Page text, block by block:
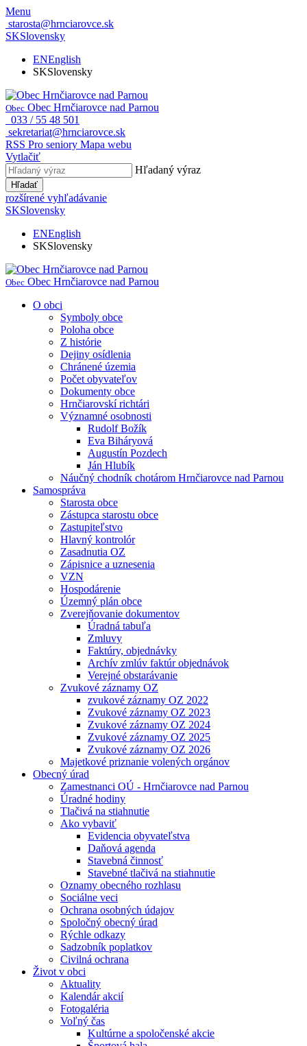
Menu
starosta@hrnciarovce.sk
SKSlovensky
ENEnglish
SKSlovensky
Obec Obec Hrnčiarovce nad Parnou
033 / 55 48 501
sekretariat@hrnciarovce.sk
RSS Pro seniory Mapa webu
Vytlačiť
Hľadaný výraz
Hľadať
rozšírené vyhľadávanie
SKSlovensky
ENEnglish
SKSlovensky
Obec Obec Hrnčiarovce nad Parnou
O obci
Symboly obce
Poloha obce
Z histórie
Dejiny osídlenia
Chránené územia
Počet obyvateľov
Dokumenty obce
Hrnčiarovskí richtári
Významné osobnosti
Rudolf Božík
Eva Biháryová
Augustín Pozdech
Ján Hlubík
Náučný chodník chotárom Hrnčiarovce nad Parnou
Samospráva
Starosta obce
Zástupca starostu obce
Zastupiteľstvo
Hlavný kontrolór
Zasadnutia OZ
Zápisnice a uznesenia
VZN
Hospodárenie
Územný plán obce
Zverejňovanie dokumentov
Úradná tabuľa
Zmluvy
Faktúry, objednávky
Archív zmlúv faktúr objednávok
Verejné obstarávanie
Zvukové záznamy OZ
zvukové záznamy OZ 2022
Zvukové záznamy OZ 2023
Zvukové záznamy OZ 2024
Zvukové záznamy OZ 2025
Zvukové záznamy OZ 2026
Majetkové priznanie volených orgánov
Obecný úrad
Zamestnanci OÚ - Hrnčiarovce nad Parnou
Úradné hodiny
Tlačivá na stiahnutie
Ako vybaviť
Evidencia obyvateľstva
Daňová agenda
Stavebná činnosť
Stavebné tlačivá na stiahnutie
Oznamy obecného rozhlasu
Sociálne veci
Ochrana osobných údajov
Spoločný obecný úrad
Rýchle odkazy
Sadzobník poplatkov
Civilná ochrana
Život v obci
Aktuality
Kalendár akcií
Fotogaléria
Voľný čas
Kultúrne a spoločenské akcie